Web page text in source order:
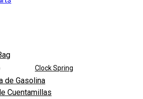
Clock Spring
de Gasolina
Cuentamillas